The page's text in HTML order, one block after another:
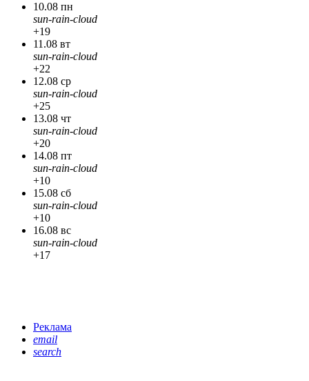
10.08 пн
sun-rain-cloud
+19
11.08 вт
sun-rain-cloud
+22
12.08 ср
sun-rain-cloud
+25
13.08 чт
sun-rain-cloud
+20
14.08 пт
sun-rain-cloud
+10
15.08 сб
sun-rain-cloud
+10
16.08 вс
sun-rain-cloud
+17
Реклама
email
search